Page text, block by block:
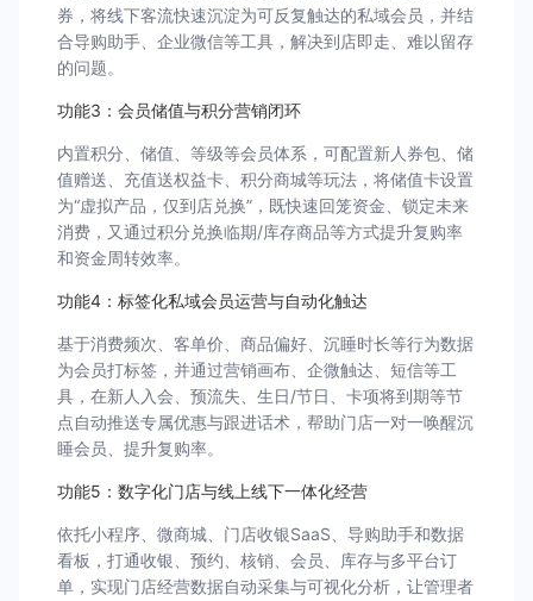
券，将线下客流快速沉淀为可反复触达的私域会员，并结
合导购助手、企业微信等工具，解决到店即走、难以留存
的问题。
功能3：会员储值与积分营销闭环
内置积分、储值、等级等会员体系，可配置新人券包、储
值赠送、充值送权益卡、积分商城等玩法，将储值卡设置
为“虚拟产品，仅到店兑换”，既快速回笼资金、锁定未来
消费，又通过积分兑换临期/库存商品等方式提升复购率
和资金周转效率。
功能4：标签化私域会员运营与自动化触达
基于消费频次、客单价、商品偏好、沉睡时长等行为数据
为会员打标签，并通过营销画布、企微触达、短信等工
具，在新人入会、预流失、生日/节日、卡项将到期等节
点自动推送专属优惠与跟进话术，帮助门店一对一唤醒沉
睡会员、提升复购率。
功能5：数字化门店与线上线下一体化经营
依托小程序、微商城、门店收银SaaS、导购助手和数据
看板，打通收银、预约、核销、会员、库存与多平台订
单，实现门店经营数据自动采集与可视化分析，让管理者